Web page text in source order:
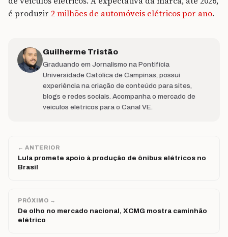
é produzir 2 milhões de automóveis elétricos por ano.
Guilherme Tristão
Graduando em Jornalismo na Pontifícia
Universidade Católica de Campinas, possui
experiência na criação de conteúdo para sites,
blogs e redes sociais. Acompanha o mercado de
veículos elétricos para o Canal VE.
← ANTERIOR
Lula promete apoio à produção de ônibus elétricos no
Brasil
PRÓXIMO →
De olho no mercado nacional, XCMG mostra caminhão
elétrico